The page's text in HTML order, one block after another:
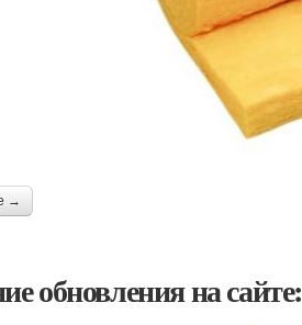
→
обновления на сайте: